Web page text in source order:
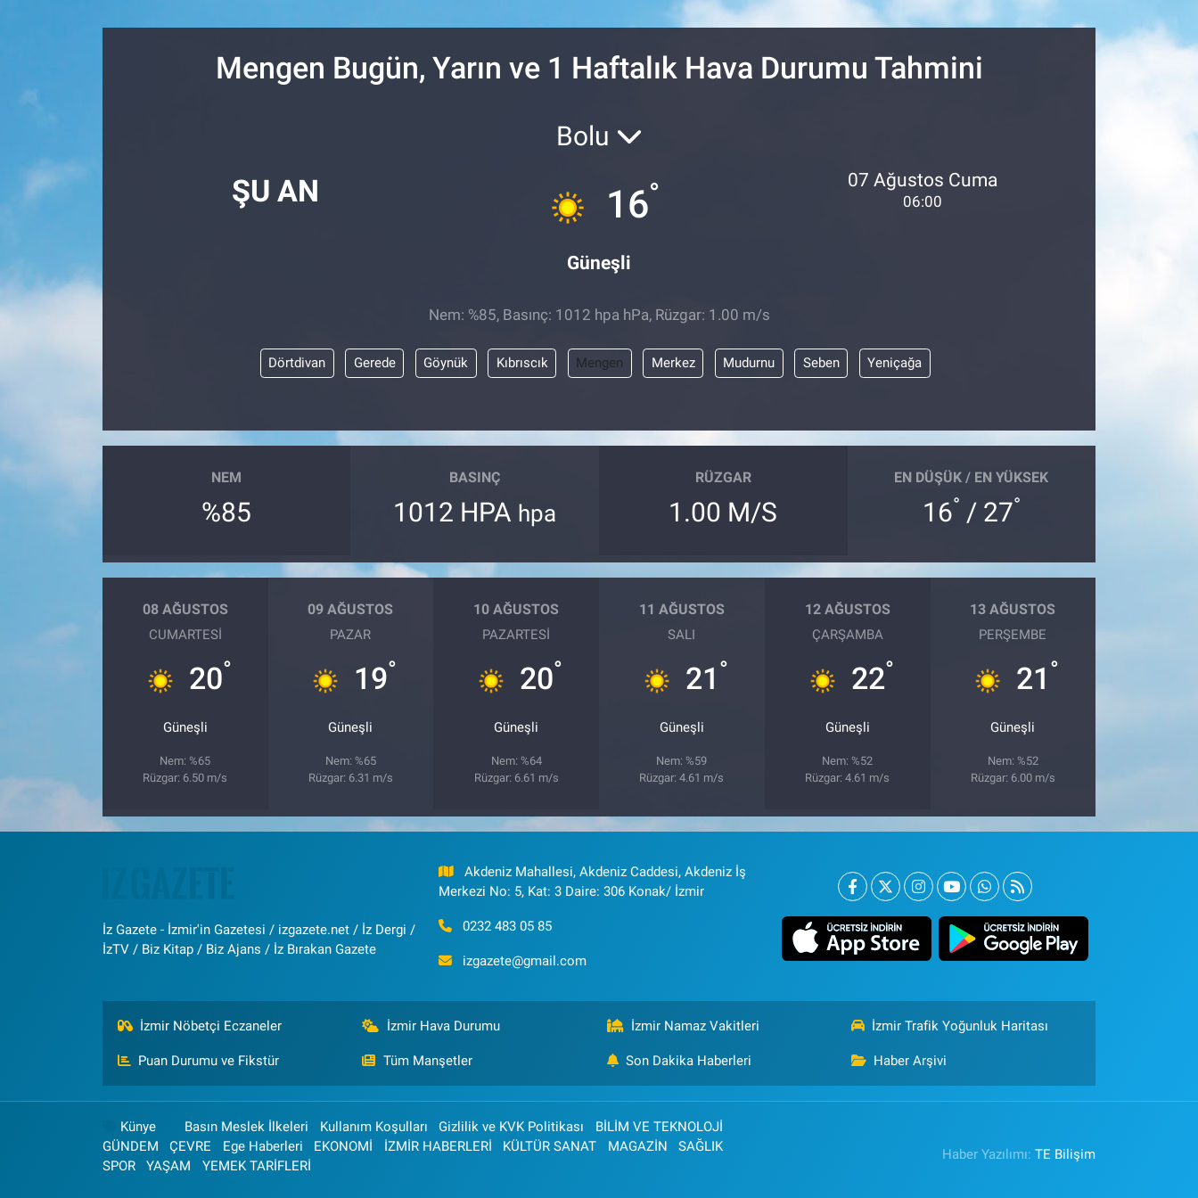
EURO
55,0317 %-0.02
Mengen Bugün, Yarın ve 1 Haftalık Hava Durumu Tahmini
ŞU AN
Bolu
16°
Güneşli
07 Ağustos Cuma
06:00
Nem: %85, Basınç: 1012 hpa hPa, Rüzgar: 1.00 m/s
Dörtdivan Gerede Göynük Kıbrıscık Mengen Merkez Mudurnu Seben Yeniçağa
NEM
%85
BASINÇ
1012 HPA hpa
RÜZGAR
1.00 M/S
EN DÜŞÜK / EN YÜKSEK
16° / 27°
08 AĞUSTOS
CUMARTESI
20°
Güneşli
Nem: %65
Rüzgar: 6.50 m/s
09 AĞUSTOS
PAZAR
19°
Güneşli
Nem: %65
Rüzgar: 6.31 m/s
10 AĞUSTOS
PAZARTESI
20°
Güneşli
Nem: %64
Rüzgar: 6.61 m/s
11 AĞUSTOS
SALI
21 °
Güneşli
Nem: %59
Rüzgar: 4.61 m/s
12 AĞUSTOS
ÇARŞAMBA
22°
Güneşli
Nem: %52
Rüzgar: 4.61 m/s
13 AĞUSTOS
PERŞEMBE
21 °
Güneşli
Nem: %52
Rüzgar: 6.00 m/s
İz Gazete - İzmir'in Gazetesi / izgazete.net / İz Dergi /
İzTV / Biz Kitap / Biz Ajans / İz Bırakan Gazete
Akdeniz Mahallesi, Akdeniz Caddesi, Akdeniz İş
Merkezi No: 5, Kat: 3 Daire: 306 Konak/ İzmir
0232 483 05 85
izgazete@gmail.com
İzmir Nöbetçi Eczaneler İzmir Hava Durumu İzmir Namaz Vakitleri İzmir Trafik Yoğunluk Haritası
Puan Durumu ve Fikstür Tüm Manşetler Son Dakika Haberleri Haber Arşivi
Künye Basın Meslek İlkeleri Kullanım Koşulları Gizlilik ve KVK Politikası
BİLİM VE TEKNOLOJİ
GÜNDEM
ÇEVRE Ege Haberleri EKONOMİ İZMİR HABERLERİ KÜLTÜR SANAT MAGAZİN
SAĞLIK
SPOR
YAŞAM YEMEK TARİFLERİ
Haber Yazılımı:TE Bilişim
Resmi İlanlar